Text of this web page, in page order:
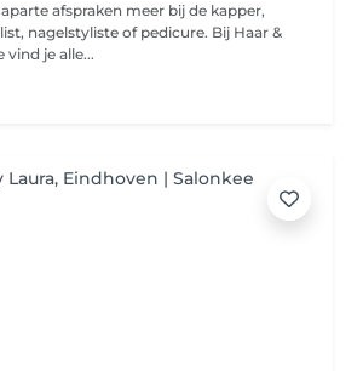
afspraken meer bij de kapper,
nagelstyliste of pedicure. Bij Haar &
je alle...